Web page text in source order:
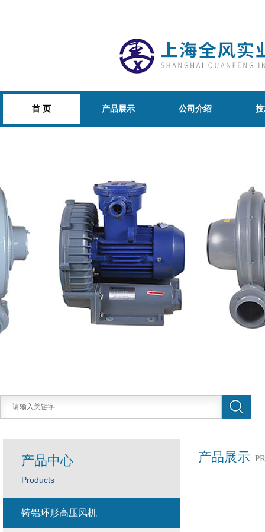
首 页 产品展示 公司介绍
产品展示
产品中心
Products
铸铝环形高压风机